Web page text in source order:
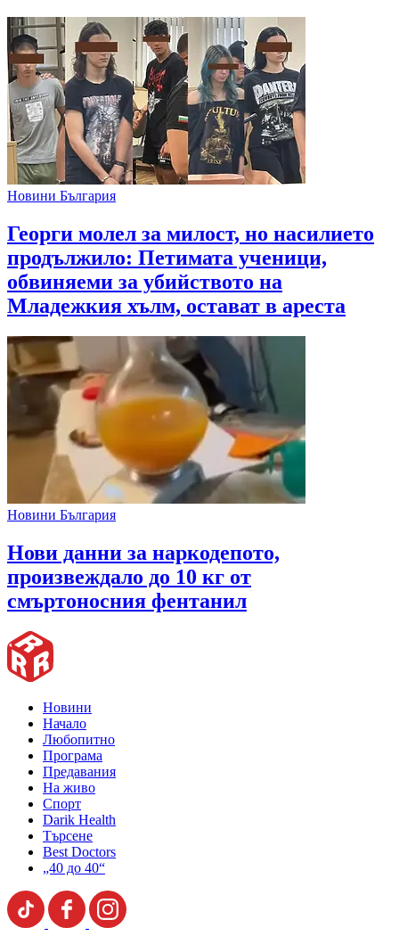
Новини България
Георги молел за милост, но насилието
продължило: Петимата ученици,
обвиняеми за убийството на
Младежкия хълм, остават в ареста
Новини България
Нови данни за наркодепото,
произвеждало до 10 кг от
смъртоносния фентанил
Новини
Начало
Любопитно
Програма
Предавания
На живо
Спорт
Darik Health
Търсене
Best Doctors
„40 до 40“